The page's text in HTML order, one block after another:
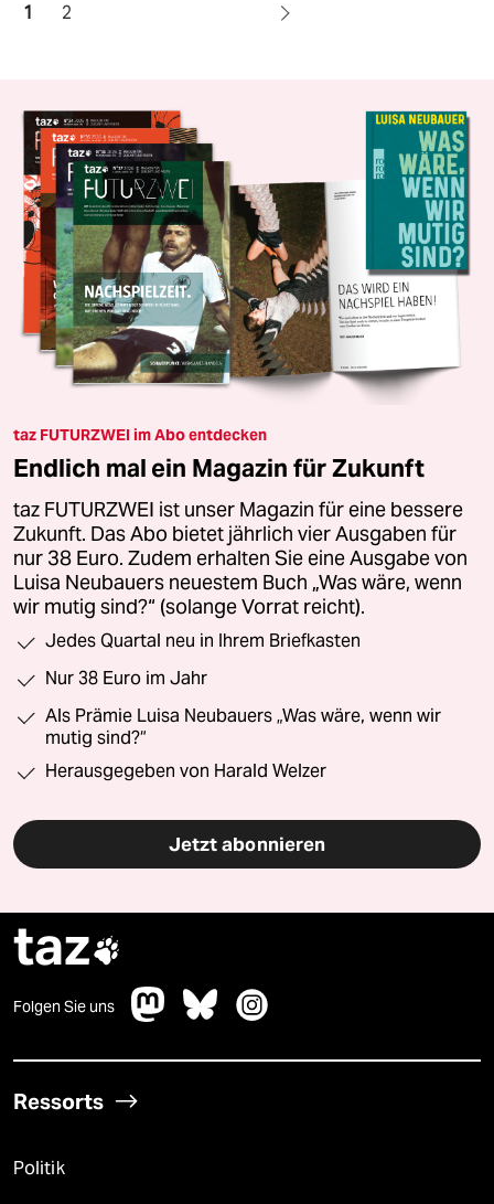
1 2
taz FUTURZWEI im Abo entdecken
Endlich mal ein Magazin für Zukunft
taz FUTURZWEI ist unser Magazin für eine bessere
Zukunft. Das Abo bietet jährlich vier Ausgaben für
nur 38 Euro. Zudem erhalten Sie eine Ausgabe von
Luisa Neubauers neuestem Buch „Was wäre, wenn
wir mutig sind?“ (solange Vorrat reicht).
Jedes Quartal neu in Ihrem Briefkasten
Nur 38 Euro im Jahr
Als Prämie Luisa Neubauers „Was wäre, wenn wir
mutig sind?“
Herausgegeben von Harald Welzer
Jetzt abonnieren
taz
Folgen Sie uns
Ressorts
Politik